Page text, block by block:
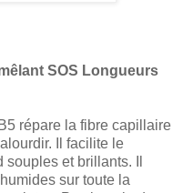
SOS Longueurs
répare la fibre capillaire
Il facilite le
et brillants. Il
sur toute la